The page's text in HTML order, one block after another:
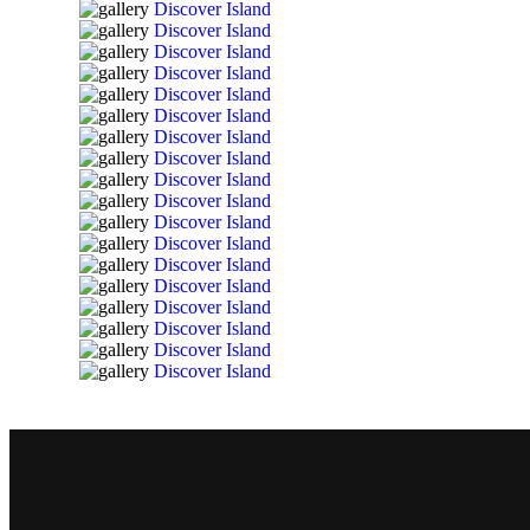
Discover Island
Discover Island
Discover Island
Discover Island
Discover Island
Discover Island
Discover Island
Discover Island
Discover Island
Discover Island
Discover Island
Discover Island
Discover Island
Discover Island
Discover Island
Discover Island
Discover Island
Discover Island